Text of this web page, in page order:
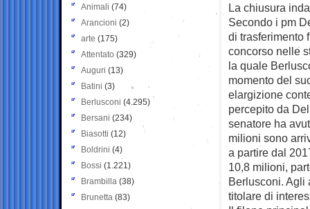
La chiusura
Secondo i pm
di trasferimento
concorso nelle
la quale
momento del
elargizione
percepito da
senatore ha
milioni sono
a partire dal
10,8 milioni,
Berlusconi. Agli
titolare di
Animali (74)
Arancioni (2)
arte (175)
Attentato (329)
Auguri (13)
Batini (3)
Berlusconi (4.295)
Bersani (234)
Biasotti (12)
Boldrini (4)
Bossi (1.221)
Brambilla (38)
Brunetta (83)